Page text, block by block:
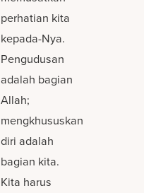
perhatian kita
kepada-Nya.
Pengudusan
adalah bagian
Allah;
mengkhususkan
diri adalah
bagian kita.
Kita harus